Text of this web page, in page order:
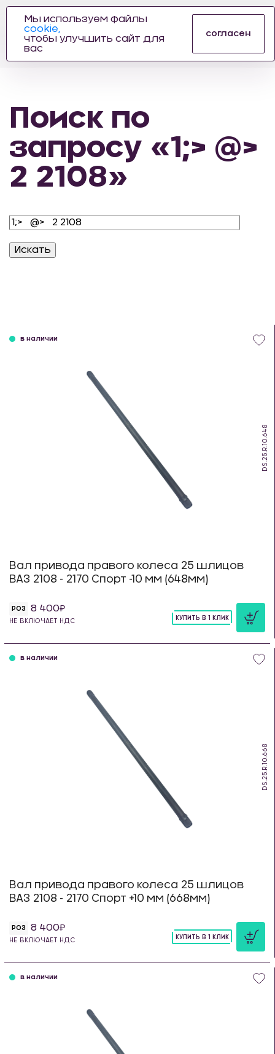
АВТОЗАПЧАСТЕЙ
Поиск по
запросу «1;> @>
2 2108»
DS.25.R.10.648
в наличии
Вал привода правого колеса 25 шлицов
ВАЗ 2108 - 2170 Спорт -10 мм (648мм)
РОЗ 8 400
НЕ ВКЛЮЧАЕТ НДС
КУПИТЬ В 1 КЛИК
DS.25.R.10.668
в наличии
Вал привода правого колеса 25 шлицов
ВАЗ 2108 - 2170 Спорт +10 мм (668мм)
РОЗ 8 400
НЕ ВКЛЮЧАЕТ НДС
КУПИТЬ В 1 КЛИК
в наличии
Мы используем файлы
cookie,
чтобы улучшить сайт для
вас
согласен